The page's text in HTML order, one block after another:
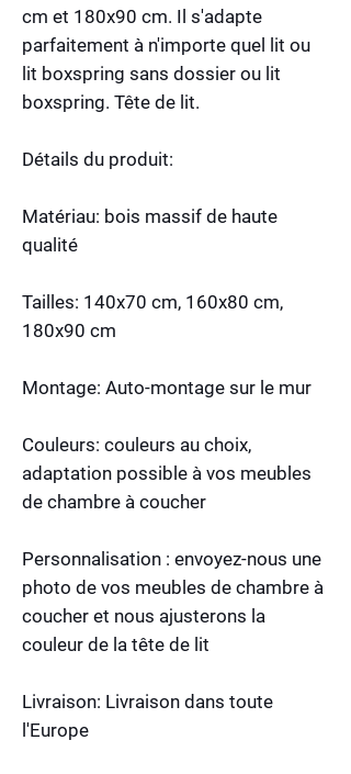
cm et 180x90 cm. Il s'adapte
parfaitement à n'importe quel lit ou
lit boxspring sans dossier ou lit
boxspring. Tête de lit.
Détails du produit:
Matériau: bois massif de haute
qualité
Tailles: 140x70 cm, 160x80 cm,
180x90 cm
Montage: Auto-montage sur le mur
Couleurs: couleurs au choix,
adaptation possible à vos meubles
de chambre à coucher
Personnalisation : envoyez-nous une
photo de vos meubles de chambre à
coucher et nous ajusterons la
couleur de la tête de lit
Livraison: Livraison dans toute
l'Europe